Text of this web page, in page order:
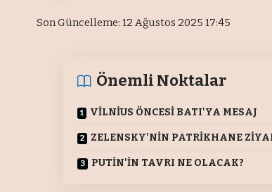
Son Güncelleme: 12 Ağustos 2025 17:45
Önemli Noktalar
VİLNİUS ÖNCESİ BATI'YA MESAJ
ZELENSKY'NİN PATRİKHANE
PUTİN'İN TAVRI NE OLACAK?